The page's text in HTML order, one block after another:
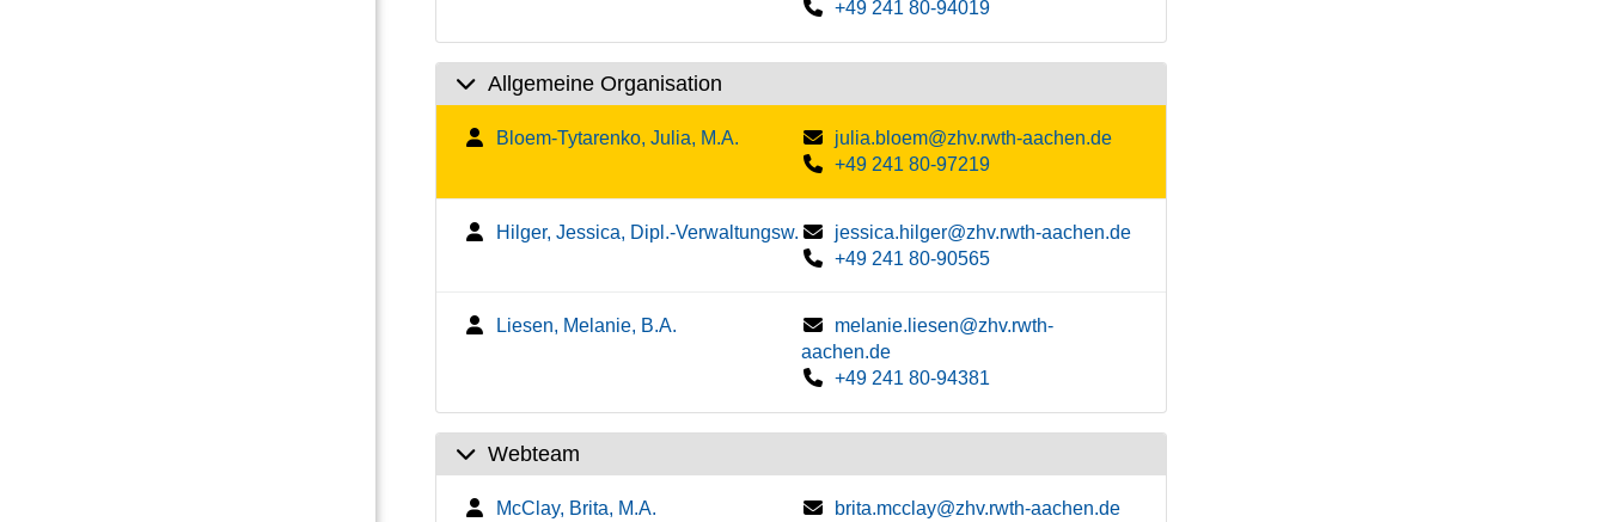
+49 241 80-94019
Allgemeine Organisation
Bloem-Tytarenko, Julia, M.A.
julia.bloem@zhv.rwth-aachen.de
+49 241 80-97219
Hilger, Jessica, Dipl.-Verwaltungsw.
jessica.hilger@zhv.rwth-aachen.de
+49 241 80-90565
Liesen, Melanie, B.A.
melanie.liesen@zhv.rwth-
aachen.de
+49 241 80-94381
Webteam
McClay, Brita, M.A.
brita.mcclay@zhv.rwth-aachen.de